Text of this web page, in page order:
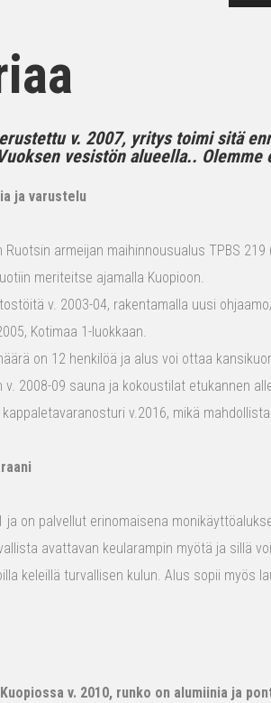
v. 2007, yritys toimi sitä
vesistön alueella..
ja varustelu
Ruotsin armeijan maihinnousualus TPBS
meriteitse ajamalla Kuopioon.
v. 2003-04, rakentamalla uusi
Kotimaa 1-luokkaan.
on 12 henkilöä ja alus voi ottaa
2008-09 sauna ja kokoustilat etukannen
v.2016, mikä
ja on palvellut erinomaisena
avattavan keularampin myötä ja sillä
keleillä turvallisen kulun. Alus sopii myös
v. 2010, runko on alumiinia ja